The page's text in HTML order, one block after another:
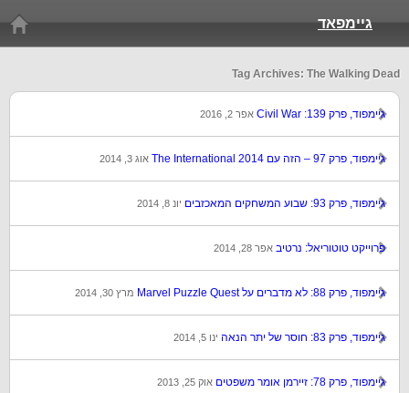
גיימפאד
Tag Archives: The Walking Dead
גיימפוד, פרק 139: Civil War אפר 2, 2016
גיימפוד, פרק 97 – הזה עם The International 2014 אוג 3, 2014
גיימפוד, פרק 93: שבוע המשחקים המאכזבים יונ 8, 2014
פרוייקט טוטוריאל: נרטיב אפר 28, 2014
גיימפוד, פרק 88: לא מדברים על Marvel Puzzle Quest מרץ 30, 2014
גיימפוד, פרק 83: חוסר של יתר הנאה ינו 5, 2014
גיימפוד, פרק 78: זיירמן אומר משפטים אוק 25, 2013